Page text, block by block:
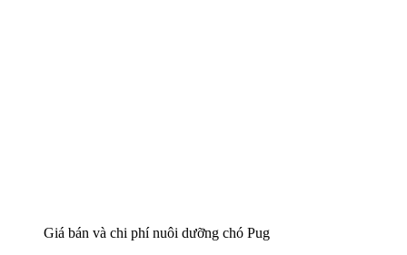
Giá bán và chi phí nuôi dưỡng chó Pug